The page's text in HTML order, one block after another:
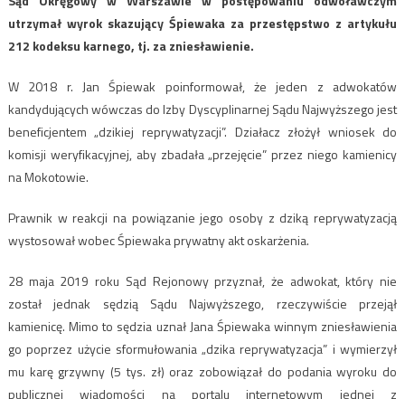
utrzymał wyrok skazujący Śpiewaka za przestępstwo z artykułu
212 kodeksu karnego, tj. za zniesławienie.
W 2018 r. Jan Śpiewak poinformował, że jeden z adwokatów
kandydujących wówczas do Izby Dyscyplinarnej Sądu Najwyższego jest
beneficjentem „dzikiej reprywatyzacji”. Działacz złożył wniosek do
komisji weryfikacyjnej, aby zbadała „przejęcie” przez niego kamienicy
na Mokotowie.
Prawnik w reakcji na powiązanie jego osoby z dziką reprywatyzacją
wystosował wobec Śpiewaka prywatny akt oskarżenia.
28 maja 2019 roku Sąd Rejonowy przyznał, że adwokat, który nie
został jednak sędzią Sądu Najwyższego, rzeczywiście przejął
kamienicę. Mimo to sędzia uznał Jana Śpiewaka winnym zniesławienia
go poprzez użycie sformułowania „dzika reprywatyzacja” i wymierzył
mu karę grzywny (5 tys. zł) oraz zobowiązał do podania wyroku do
publicznej wiadomości na portalu internetowym jednej z